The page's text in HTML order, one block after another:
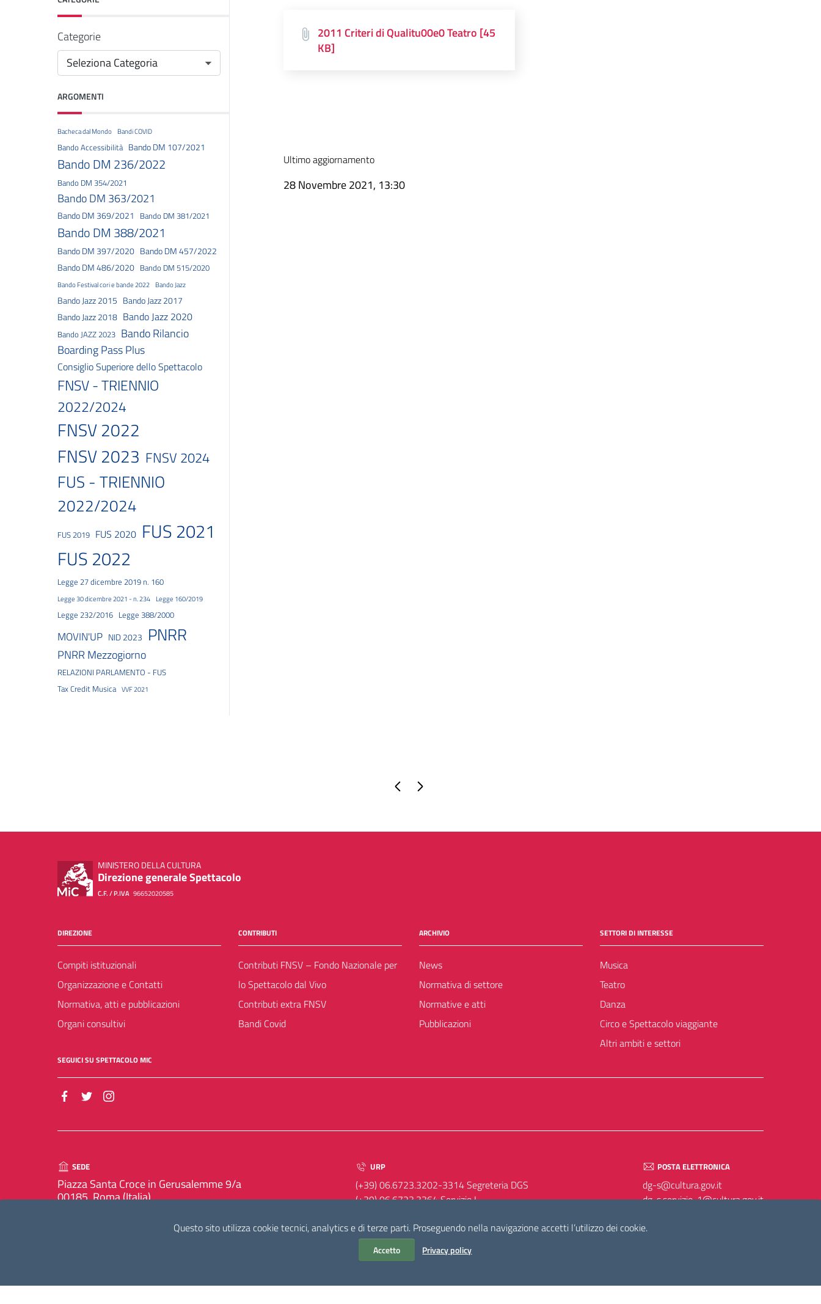
Questo sito utilizza cookie tecnici, analytics e di terze parti. Proseguendo nella navigazione accetti l’utilizzo dei cookie.
Accetto Privacy policy
Categorie
ARGOMENTI
Bacheca dal Mondo Bandi COVID
Bando Accessibilità Bando DM 107/2021
Bando DM 236/2022
Bando DM 354/2021
Bando DM 363/2021
Bando DM 369/2021 Bando DM 381/2021
Bando DM 388/2021
Bando DM 397/2020 Bando DM 457/2022
Bando DM 486/2020 Bando DM 515/2020
Bando Festival cori e bande 2022 Bando Jazz
Bando Jazz 2015 Bando Jazz 2017
Bando Jazz 2018 Bando Jazz 2020
Bando JAZZ 2023 Bando Rilancio
Boarding Pass Plus
Consiglio Superiore dello Spettacolo
FNSV - TRIENNIO
2022/2024
FNSV 2022
FNSV 2023 FNSV 2024
FUS - TRIENNIO
2022/2024
FUS 2019 FUS 2020 FUS 2021
FUS 2022
Legge 27 dicembre 2019 n. 160
Legge 30 dicembre 2021 - n. 234 Legge 160/2019
Legge 232/2016 Legge 388/2000
MOVIN'UP NID 2023 PNRR
PNRR Mezzogiorno
RELAZIONI PARLAMENTO - FUS
Tax Credit Musica VVF 2021
2011 Criteri di Qualitu00e0 Teatro [45
KB]
Ultimo aggiornamento
28 Novembre 2021, 13:30
Pagina precedente
MINISTERO DELLA CULTURA
Direzione generale Spettacolo
C.F. / P.IVA 96652020585
DIREZIONE
Compiti istituzionali
Organizzazione e Contatti
Normativa, atti e pubblicazioni
Organi consultivi
CONTRIBUTI
Contributi FNSV – Fondo Nazionale per
lo Spettacolo dal Vivo
Contributi extra FNSV
Bandi Covid
ARCHIVIO
News
Normativa di settore
Normative e atti
Pubblicazioni
SETTORI DI INTERESSE
Musica
Teatro
Danza
Circo e Spettacolo viaggiante
Altri ambiti e settori
SEGUICI SU SPETTACOLO MIC
SEDE
Piazza Santa Croce in Gerusalemme 9/a
00185, Roma (Italia)
URP
(+39) 06.6723.3202-3314 Segreteria DGS
(+39) 06.6723.3364 Servizio I
POSTA ELETTRONICA
dg-s@cultura.gov.it
dg-s.servizio-1@cultura.gov.it
dg-s.servizio-3@cultura.gov.it